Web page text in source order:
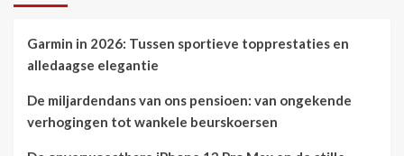
Garmin in 2026: Tussen sportieve topprestaties en
alledaagse elegantie
De miljardendans van ons pensioen: van ongekende
verhogingen tot wankele beurskoersen